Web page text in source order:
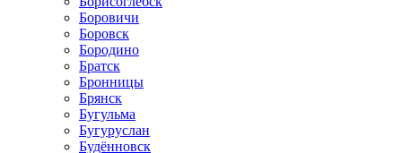
Боровичи
Боровск
Бородино
Братск
Бронницы
Брянск
Бугульма
Бугуруслан
Будённовск